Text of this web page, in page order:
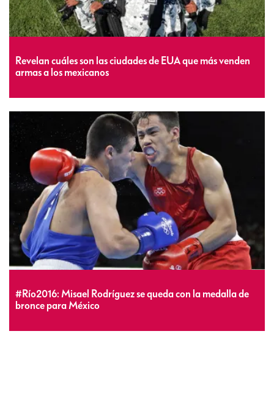
Revelan cuáles son las ciudades de EUA que más venden
armas a los mexicanos
#Río2016: Misael Rodríguez se queda con la medalla de
bronce para México